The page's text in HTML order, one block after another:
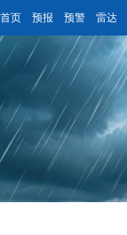
首页 预报 预警 雷达